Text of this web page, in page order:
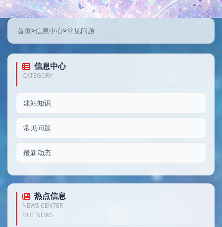
首页>信息中心>常见问题
信息中心
CATEGORY
建站知识
常见问题
最新动态
热点信息
NEWS CENTER
HOT NEWS